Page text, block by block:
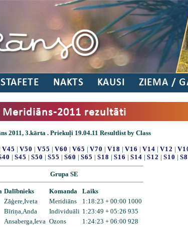
STAFETE NAKTS KAUSI ZIEMA /
Meridiāns-2011 rezultāti
2011, 3.kārta . Priekuļi 19.04.11 Resultlist by Class
V45 | V50 | V55 | V60 | V65 | V70 | V18 | V16 | V14 | V12 |
| S45 | S50 | S55 | S60 | S65 | S18 | S16 | S14 | S12 | S10 | S8
Grupa SE
Dalībnieks Komanda
Laiks
Zāģere,Iveta Meridiāns
1:18:23 + 00:00 1000
Bīriņa,Anda Individuāli 1:23:49 + 05:26 935
Ansaberga,Ieva Ozons
1:24:23 + 06:00 928